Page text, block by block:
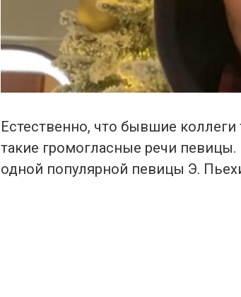
Естественно, что бывшие
такие громогласные речи
одной популярной певицы Э.